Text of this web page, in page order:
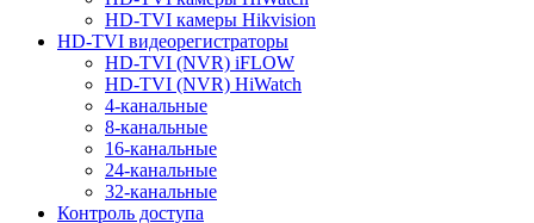
HD-TVI камеры Hikvision
HD-TVI видеорегистраторы
HD-TVI (NVR) iFLOW
HD-TVI (NVR) HiWatch
4-канальные
8-канальные
16-канальные
24-канальные
32-канальные
Контроль доступа